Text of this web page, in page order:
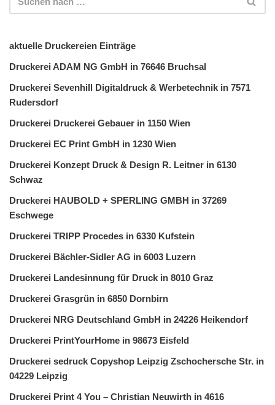
aktuelle Druckereien Einträge
Druckerei ADAM NG GmbH in 76646 Bruchsal
Druckerei Sevenhill Digitaldruck & Werbetechnik in 7571
Rudersdorf
Druckerei Druckerei Gebauer in 1150 Wien
Druckerei EC Print GmbH in 1230 Wien
Druckerei Konzept Druck & Design R. Leitner in 6130
Schwaz
Druckerei HAUBOLD + SPERLING GMBH in 37269
Eschwege
Druckerei TRIPP Procedes in 6330 Kufstein
Druckerei Bächler-Sidler AG in 6003 Luzern
Druckerei Landesinnung für Druck in 8010 Graz
Druckerei Grasgrün in 6850 Dornbirn
Druckerei NRG Deutschland GmbH in 24226 Heikendorf
Druckerei PrintYourHome in 98673 Eisfeld
Druckerei sedruck Copyshop Leipzig Zschochersche Str. in
04229 Leipzig
Druckerei Print 4 You – Christian Neuwirth in 4616